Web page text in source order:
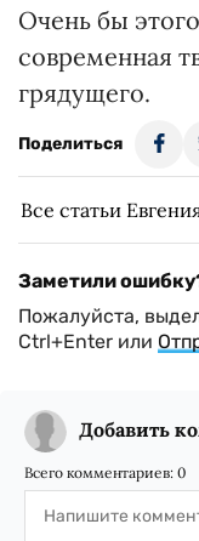
Очень бы
современная
грядущего.
Поделиться
Все статьи
Заметили
Пожалуйста,
Ctrl+Enter или
Добавить
Всего комментариев: 0